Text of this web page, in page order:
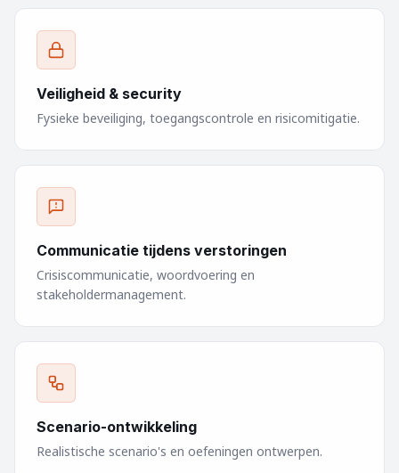
Veiligheid & security
Fysieke beveiliging, toegangscontrole en risicomitigatie.
Communicatie tijdens verstoringen
Crisiscommunicatie, woordvoering en
stakeholdermanagement.
Scenario-ontwikkeling
Realistische scenario's en oefeningen ontwerpen.